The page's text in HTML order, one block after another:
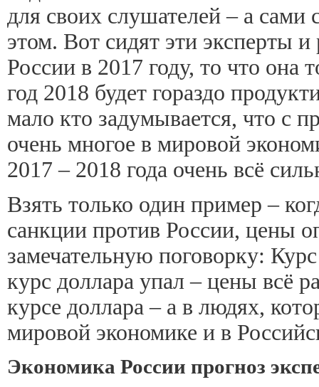
для своих слушателей – а сами
этом. Вот сидят эти эксперты
России в 2017 году, то что она
год 2018 будет гораздо
мало кто задумывается, что с
очень многое в мировой
2017 – 2018 года очень всё
Взять только один пример –
санкции против России, цены
замечательную поговорку:
курс доллара упал – цены всё
курсе доллара – а в людях,
мировой экономике и в
Экономика России прогноз